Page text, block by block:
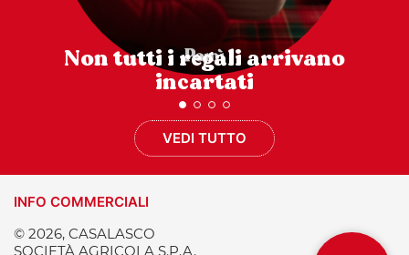
Non tutti i regali arrivano
incartati
VEDI TUTTO
INFO COMMERCIALI
© 2026, CASALASCO
SOCIETÀ AGRICOLA S.P.A.